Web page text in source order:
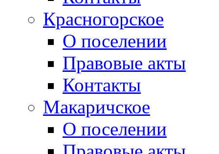
Красногорское
О поселении
Правовые акты
Контакты
Макаричское
О поселении